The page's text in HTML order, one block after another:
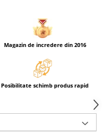
Magazin de incredere din 2016
Posibilitate schimb produs rapid